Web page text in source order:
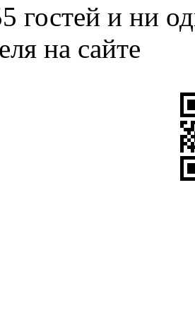
гостей и ни
на сайте